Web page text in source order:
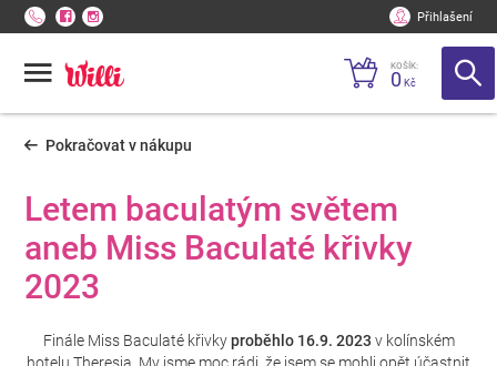
Přihlašení
KOŠÍK:
0 Kč
Pokračovat v nákupu
Letem baculatým světem
aneb Miss Baculaté křivky
2023
Finále Miss Baculaté křivkyproběhlo 16.9. 2023 v kolínském